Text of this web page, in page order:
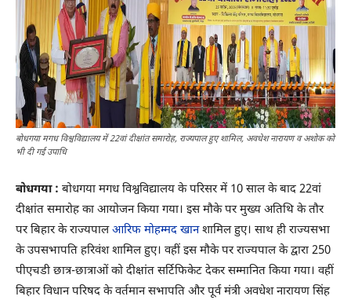
बोधगया मगध विश्वविद्यालय में 22वां दीक्षांत समारोह, राज्यपाल हुए शामिल, अवधेश नारायण व अशोक को
भी दी गई उपाधि
बोधगया : बोधगया मगध विश्वविद्यालय के परिसर में 10 साल के बाद 22वां
दीक्षांत समारोह का आयोजन किया गया। इस मौके पर मुख्य अतिथि के तौर
पर बिहार के राज्यपालआरिफ मोहम्मद खानशामिल हुए। साथ ही राज्यसभा
के उपसभापति हरिवंश शामिल हुए। वहीं इस मौके पर राज्यपाल के द्वारा 250
पीएचडी छात्र-छात्राओं को दीक्षांत सर्टिफिकेट देकर सम्मानित किया गया। वहीं
बिहार विधान परिषद के वर्तमान सभापति और पूर्व मंत्री अवधेश नारायण सिंह